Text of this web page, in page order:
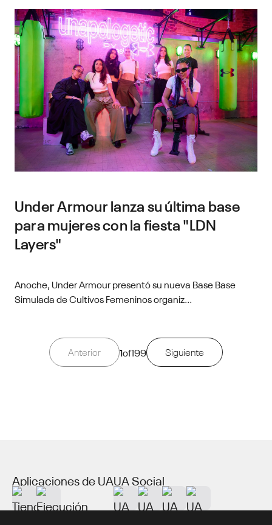
Under Armour lanza su última base
para mujeres con la fiesta "LDN
Layers"
Anoche, Under Armour presentó su nueva Base Base
Simulada de Cultivos Femeninos organiz...
Anterior 1of199 Siguiente
Aplicaciones de UAUA Social